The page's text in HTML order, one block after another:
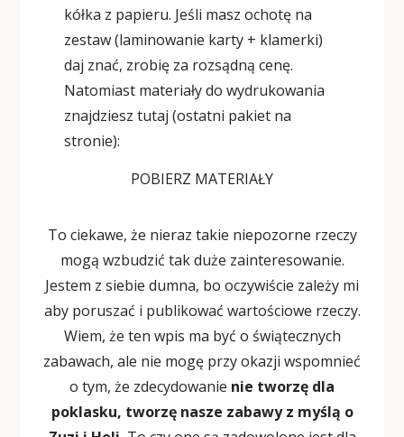
kółka z papieru. Jeśli masz ochotę na
zestaw (laminowanie karty + klamerki)
daj znać, zrobię za rozsądną cenę.
Natomiast materiały do wydrukowania
znajdziesz tutaj (ostatni pakiet na
stronie):
POBIERZ MATERIAŁY
To ciekawe, że nieraz takie niepozorne rzeczy
mogą wzbudzić tak duże zainteresowanie.
Jestem z siebie dumna, bo oczywiście zależy mi
aby poruszać i publikować wartościowe rzeczy.
Wiem, że ten wpis ma być o świątecznych
zabawach, ale nie mogę przy okazji wspomnieć
o tym, że zdecydowanie nie tworzę dla
poklasku, tworzę nasze zabawy z myślą o